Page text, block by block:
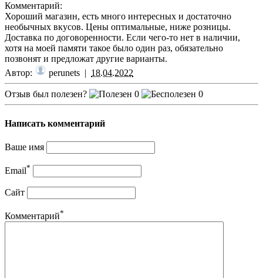
Комментарий:
Хороший магазин, есть много интересных и достаточно
необычных вкусов. Цены оптимальные, ниже розницы.
Доставка по договоренности. Если чего-то нет в наличии,
хотя на моей памяти такое было один раз, обязательно
позвонят и предложат другие варианты.
Автор:
perunets | 18.04.2022
Отзыв был полезен? 0 0
Написать комментарий
Ваше имя
Email*
Сайт
Комментарий*